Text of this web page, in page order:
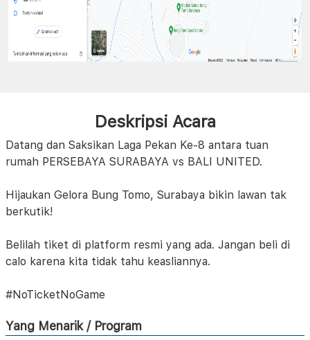
Deskripsi Acara
Datang dan Saksikan Laga Pekan Ke-8 antara tuan
rumah PERSEBAYA SURABAYA vs BALI UNITED.
Hijaukan Gelora Bung Tomo, Surabaya bikin lawan tak
berkutik!
Belilah tiket di platform resmi yang ada. Jangan beli di
calo karena kita tidak tahu keasliannya.
#NoTicketNoGame
Yang Menarik / Program